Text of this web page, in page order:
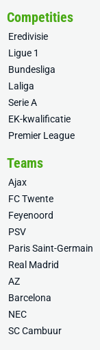
Competities
Eredivisie
Ligue 1
Bundesliga
Laliga
Serie A
EK-kwalificatie
Premier League
Teams
Ajax
FC Twente
Feyenoord
PSV
Paris Saint-Germain
Real Madrid
AZ
Barcelona
NEC
SC Cambuur